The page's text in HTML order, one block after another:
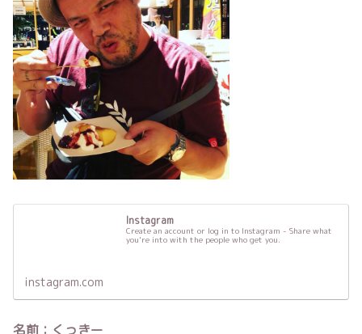
Instagram
Create an account or log in to Instagram - Share what
you're into with the people who get you.
instagram.com
名前：くっきー